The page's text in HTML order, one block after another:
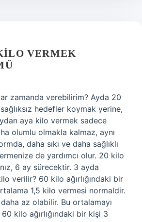
VERMEK
zamanda verebilirim? Ayda 20
hedefler koymak yerine,
aya kilo vermek sadece
olumlu olmakla kalmaz, aynı
daha sıkı ve daha sağlıklı
de yardımcı olur. 20 kilo
6 ay sürecektir. 3 ayda
verilir? 60 kilo ağırlığındaki bir
1,5 kilo vermesi normaldir.
az olabilir. Bu ortalamayı
kilo ağırlığındaki bir kişi 3